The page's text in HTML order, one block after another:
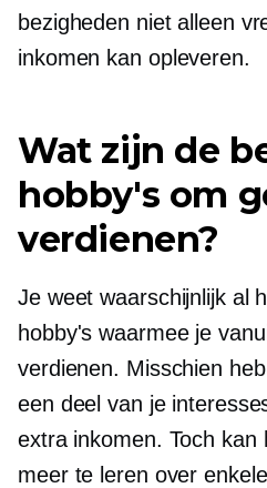
bezigheden niet alleen
inkomen kan opleveren.
Wat zijn de
hobby's om
verdienen?
Je weet waarschijnlijk al
hobby's waarmee je
verdienen. Misschien
een deel van je
extra inkomen. Toch kan
meer te leren over